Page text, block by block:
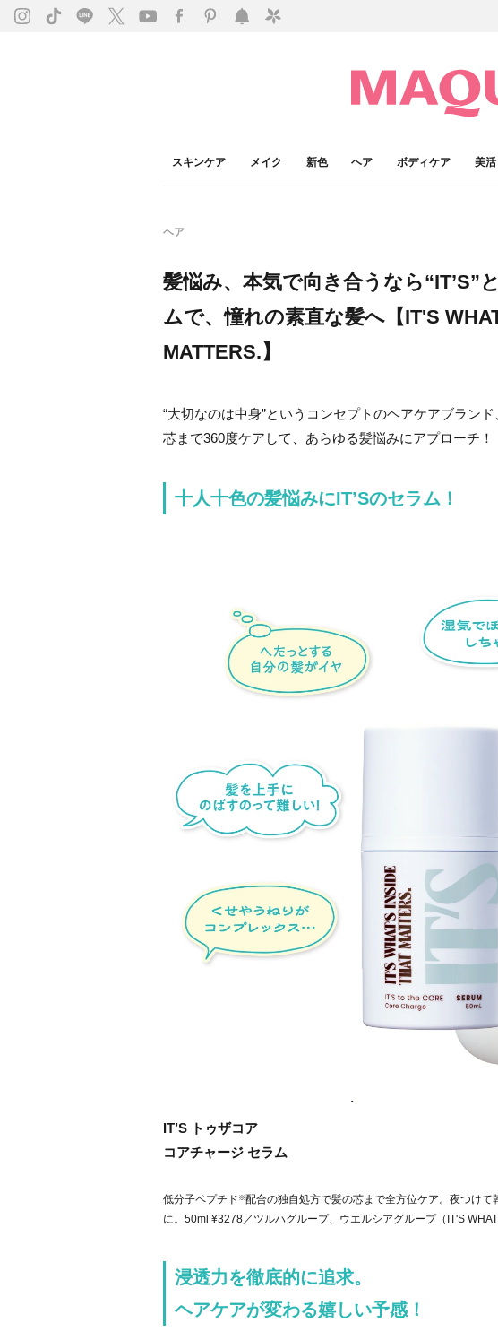
スキンケア メイク 新色 ヘア ボディケア 美活
ヘア
髪悩み、本気で向き合うなら“IT’S”
ムで、憧れの素直な髪へ【IT'S
MATTERS.】
“大切なのは中身”というコンセプトのヘアケアブラン
芯まで360度ケアして、あらゆる髪悩みにアプローチ！
十人十色の髪悩みにIT’Sのセラム！
IT’S トゥザコア
コアチャージ セラム
低分子ペプチド ※配合の独自処方で髪の芯まで全方位ケア。夜つけ
に。50ml ¥3278／ツルハグループ、ウエルシアグループ（IT'S
浸透力を徹底的に追求。
ヘアケアが変わる嬉しい予感！